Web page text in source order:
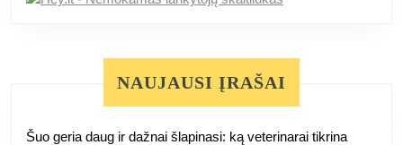
NAUJAUSI ĮRAŠAI
Šuo geria daug ir dažnai šlapinasi: ką veterinarai tikrina